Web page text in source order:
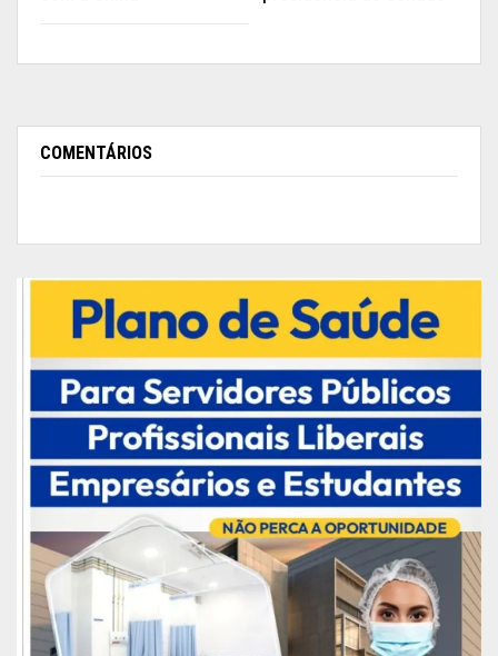
da saúde do interior do Estado”, pontuou
Publicidade (x)
COMENTÁRIOS